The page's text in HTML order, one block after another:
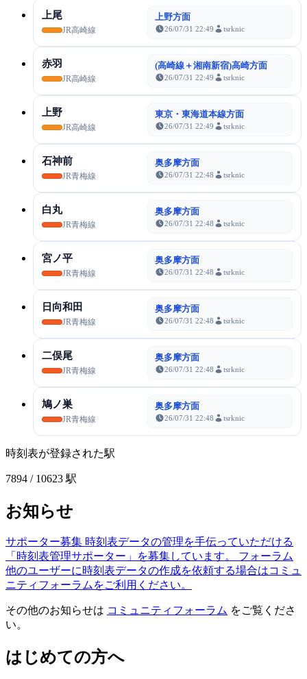
上尾
JR高崎線
上野方面
26/07/31 22:49 tsrknic
赤羽
JR高崎線
(高崎線＋湘南新宿)高崎方面
26/07/31 22:49 tsrknic
上野
JR高崎線
東京・東海道本線方面
26/07/31 22:49 tsrknic
石神前
JR青梅線
奥多摩方面
26/07/31 22:48 tsrknic
白丸
JR青梅線
奥多摩方面
26/07/31 22:48 tsrknic
宮ノ平
JR青梅線
奥多摩方面
26/07/31 22:48 tsrknic
日向和田
JR青梅線
奥多摩方面
26/07/31 22:48 tsrknic
二俣尾
JR青梅線
奥多摩方面
26/07/31 22:48 tsrknic
鳩ノ巣
JR青梅線
奥多摩方面
26/07/31 22:48 tsrknic
時刻表が登録された駅
7894 / 10623 駅
お知らせ
サポーター募集 時刻表データの管理を手伝っていただける
「時刻表管理サポーター」を募集しています。
フォーラム
他のユーザーに時刻表データの作成を依頼する場合はコミュ
ニティフォーラムをご利用ください。
その他のお知らせは コミュニティフォーラム をご覧くださ
い。
はじめての方へ